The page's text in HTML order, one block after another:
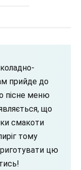
прийде до
пісне меню
що
смакоти
тому
цю